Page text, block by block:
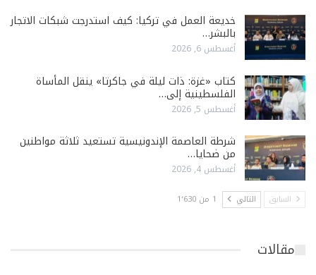
خديعة العمل في تركيا: كيف استدرجت شبكات الاتجار
بالبشر…
أغسطس 6, 2026
كتاب «غزة: ذات ليلة في جاكرتا» ينقل المأساة
الفلسطينية إلى…
أغسطس 5, 2026
شرطة العاصمة الإندونيسية تستعيد ثلاثة مواطنين
من ضحايا…
أغسطس 4, 2026
السابق التالي 1 من 1٬630
مقالات